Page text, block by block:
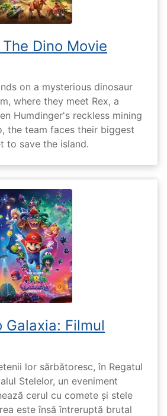
The Dino Movie
on a mysterious dinosaur
where they meet Rex, a
Humdinger's reckless mining
the team faces their biggest
to save the island.
Galaxia: Filmul
lor sărbătoresc, în Regatul
Stelelor, un eveniment
cerul cu comete și stele
este însă întreruptă brutal